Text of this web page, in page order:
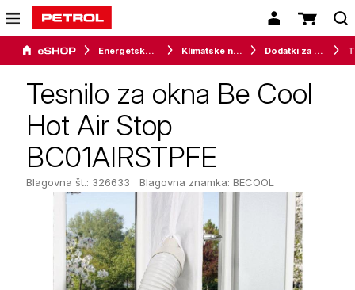
Energetske rešitve za dom Klimatske naprave Dodatki za klimatske naprave
Tesnilo za okna Be Cool
Hot Air Stop
BC01AIRSTPFE
Blagovna št.: 326633 Blagovna znamka: BECOOL